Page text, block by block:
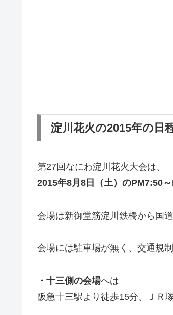
淀川花火の2015年の日
第27回なにわ淀川花火大会は、
2015年8月8日（土）のPM7:50～
会場は新御堂筋淀川鉄橋から国
会場には駐車場が無く、交通規
・十三側の会場へは
阪急十三駅より徒歩15分、ＪＲ